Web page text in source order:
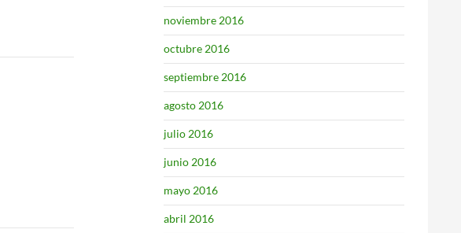
noviembre 2016
octubre 2016
septiembre 2016
agosto 2016
julio 2016
junio 2016
mayo 2016
abril 2016